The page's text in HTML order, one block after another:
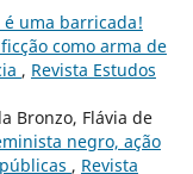
é uma barricada!
como arma de
, Revista Estudos
Bronzo, Flávia de
negro, ação
, Revista